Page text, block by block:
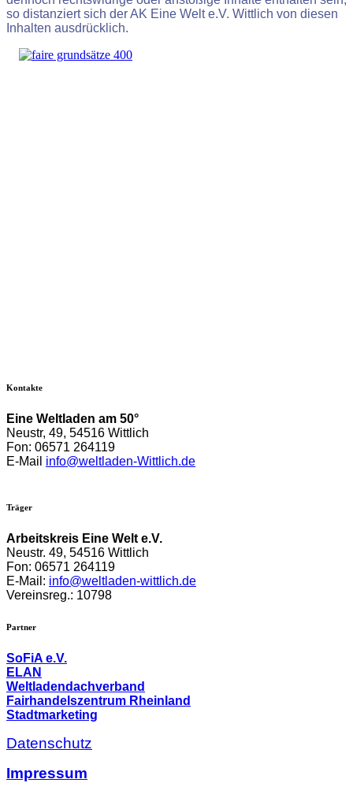
so distanziert sich der AK Eine Welt e.V. Wittlich von diesen
Inhalten ausdrücklich.
Kontakte
Eine Weltladen am 50°
Neustr, 49, 54516 Wittlich
Fon: 06571 264119
E-Mail info@weltladen-Wittlich.de
Träger
Arbeitskreis Eine Welt e.V.
Neustr. 49, 54516 Wittlich
Fon: 06571 264119
E-Mail: info@weltladen-wittlich.de
Vereinsreg.: 10798
Partner
SoFiA e.V.
ELAN
Weltladendachverband
Fairhandelszentrum Rheinland
Stadtmarketing
Datenschutz
Impressum